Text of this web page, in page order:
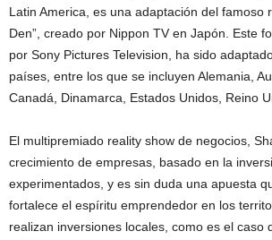
Latin America, es una adaptación del famoso
Den”, creado por Nippon TV en Japón. Este
por Sony Pictures Television, ha sido
países, entre los que se incluyen Alemania,
Canadá, Dinamarca, Estados Unidos, Reino
El multipremiado reality show de negocios,
crecimiento de empresas, basado en la
experimentados, y es sin duda una apuesta
fortalece el espíritu emprendedor en los
realizan inversiones locales, como es el caso